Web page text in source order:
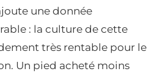
une donnée
: la culture de cette
très rentable pour le
Un pied acheté moins